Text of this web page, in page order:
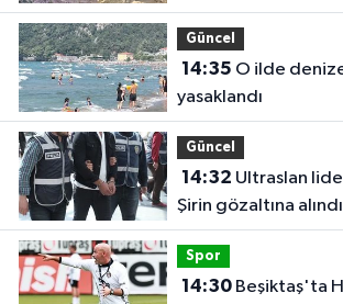
Güncel
14:35
yasaklandı
Güncel
14:32
Şirin gözaltına alındı
Spor
14:30Beşiktaş'ta Hradec Kralove